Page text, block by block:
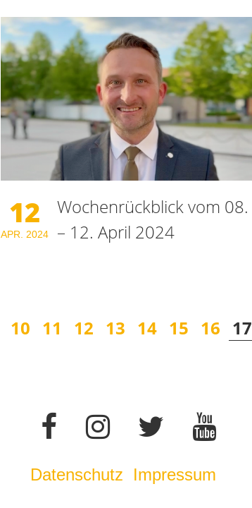
12
APR. 2024
Wochenrückblick vom 08.
– 12. April 2024
10 11 12 13 14 15 16 17
Datenschutz Impressum